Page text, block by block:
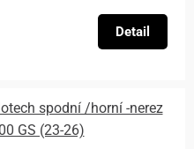
Detail
spodní /horní -nerez
GS (23-26)